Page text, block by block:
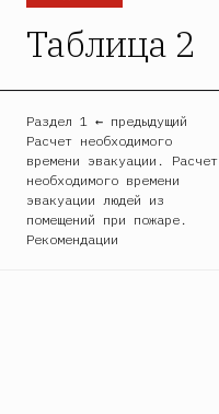
Таблица 2
Раздел 1 ← предыдущий
Расчет необходимого
времени эвакуации. Расчет
необходимого времени
эвакуации людей из
помещений при пожаре.
Рекомендации